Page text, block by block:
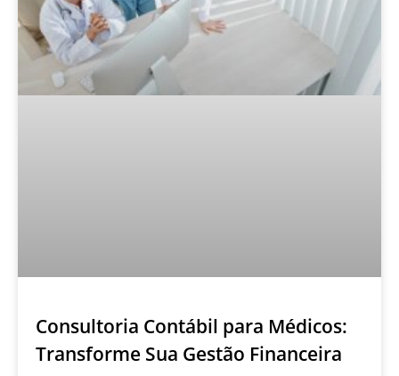
Consultoria Contábil para Médicos:
Transforme Sua Gestão Financeira